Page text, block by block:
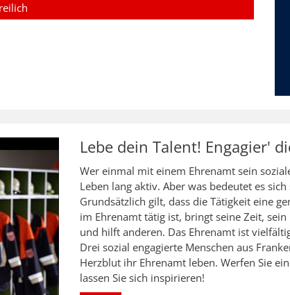
Lebe dein Talent! Engagier'
Wer einmal mit einem Ehrenamt sein
Leben lang aktiv. Aber was bedeutet es
Grundsätzlich gilt, dass die Tätigkeit eine
im Ehrenamt tätig ist, bringt seine Zeit,
und hilft anderen. Das Ehrenamt ist
Drei sozial engagierte Menschen aus
Herzblut ihr Ehrenamt leben. Werfen Sie
lassen Sie sich inspirieren!